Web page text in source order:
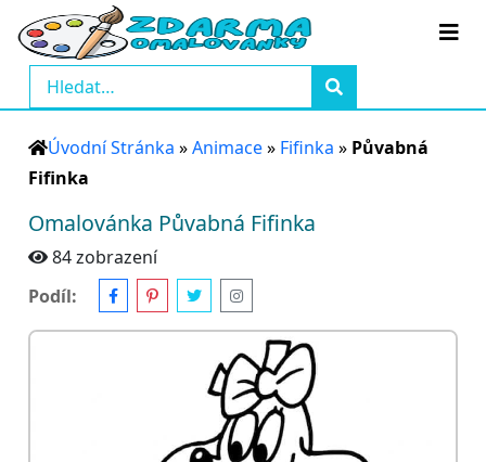
Úvodní Stránka »Animace» Fifinka » Půvabná
Fifinka
Omalovánka Půvabná Fifinka
84 zobrazení
Podíl: